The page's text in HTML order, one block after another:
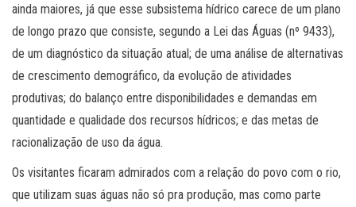
ainda maiores, já que esse subsistema hídrico carece de um plano
de longo prazo que consiste, segundo a Lei das Águas (nº 9433),
de um diagnóstico da situação atual; de uma análise de alternativas
de crescimento demográfico, da evolução de atividades
produtivas; do balanço entre disponibilidades e demandas em
quantidade e qualidade dos recursos hídricos; e das metas de
racionalização de uso da água.
Os visitantes ficaram admirados com a relação do povo com o rio,
que utilizam suas águas não só pra produção, mas como parte